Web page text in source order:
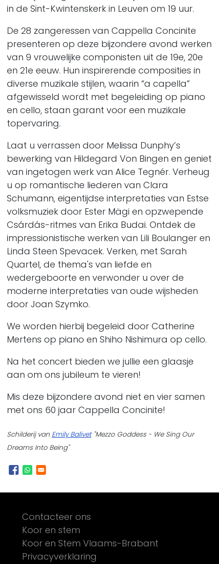
in de Sint-Kwintenskerk in Leuven om 19 uur.
De 28 zangeressen van Cappella Concinite
presenteren op deze bijzondere avond werken
van 9 vrouwelijke componisten uit de 19e, 20e
en 21e eeuw. Hun inspirerende composities in
diverse muzikale stijlen, waarin “a capella”
afgewisseld wordt met begeleiding op piano
en cello, staan garant voor een muzikale
topervaring.
Laat u verrassen door Melissa Dunphy’s
bewerking van Hildegard Von Bingen en geniet
van ingetogen werk van Alice Tegnér. Verheug
u op romantische liederen van Clara
Schumann, eigentijdse interpretaties van Estse
volksmuziek door Ester Mägi en opzwepende
Csárdás-ritmes van Erika Budai. Ontdek de
impressionistische werken van Lili Boulanger en
Linda Steen Spevacek. Verken, met Sarah
Quartel, de thema's van liefde en
wedergeboorte en verwonder u over de
moderne interpretaties van oude wijsheden
door Joan Szymko.
We worden hierbij begeleid door Catherine
Mertens op piano en Shiho Nishimura op cello.
Na het concert bieden we jullie een glaasje
aan om ons jubileum te vieren!
Mis deze bijzondere avond niet en vier samen
met ons 60 jaar Cappella Concinite!
Schilderij van Emily Balivet"Mezzo Goddess - We Sing Our
Dreams Into Being"
Footer
Contacteer ons
Koor en stem
Koor en Stem Vlaams-Brabant
Privacyverklaring